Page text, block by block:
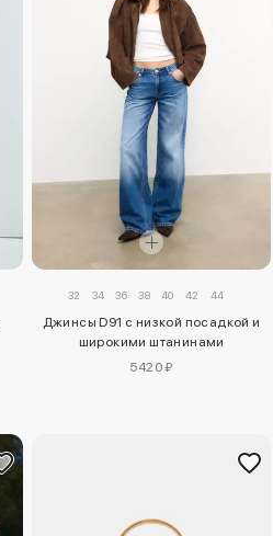
32 34 36 38 40 42 44
Джинсы D91 с низкой посадкой и
широкими штанинами
5420 ₽